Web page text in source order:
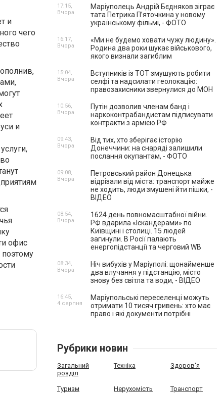
и
чего
и
офис
Маріуполець Андрій Бєдняков зіграє
тата Петрика П’яточкина у новому
українському фільмі, - ФОТО
17:15,
Вчора
«Ми не будемо ховати чужу людину».
Родина два роки шукає військового,
якого визнали загиблим
16:17,
Вчора
Вступників із ТОТ змушують робити
селфі та надсилати геолокацію:
правозахисники звернулися до МОН
15:04,
Вчора
Путін дозволив членам банд і
наркоконтрабандистам підписувати
контракти з армією РФ
10:56,
Вчора
Від тих, хто зберігає історію
Донеччини: на снаряді залишили
послання окупантам, - ФОТО
09:43,
Вчора
Петровський район Донецька
відрізали від міста: транспорт майже
не ходить, люди змушені йти пішки, -
ВІДЕО
09:08,
Вчора
1624 день повномасштабної війни.
РФ вдарила «Іскандерами» по
Київщині і столиці. 15 людей
загинули. В Росії палають
енергопідстанції та черговий WB
08:54,
Вчора
Ніч вибухів у Маріуполі: щонайменше
два влучання у підстанцію, місто
знову без світла та води, - ВІДЕО
08:34,
Вчора
Маріупольські переселенці можуть
отримати 10 тисяч гривень: хто має
право і які документи потрібні
16:45,
4 серпня
Рубрики новин
Загальний
розділ
Техніка Здоров'я
Туризм Нерухомість Транспорт